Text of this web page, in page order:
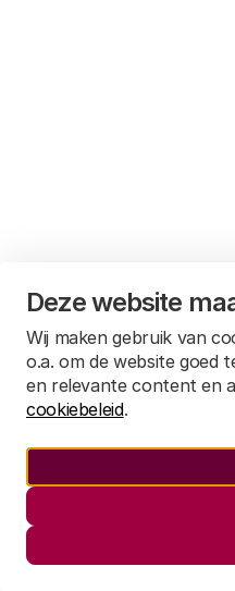
Deze website
Wij maken gebruik van
o.a. om de website goed
en relevante content en
cookiebeleid.